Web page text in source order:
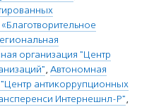
организация "Центр
, Автономная
антикоррупционных
Интернешнл-Р",